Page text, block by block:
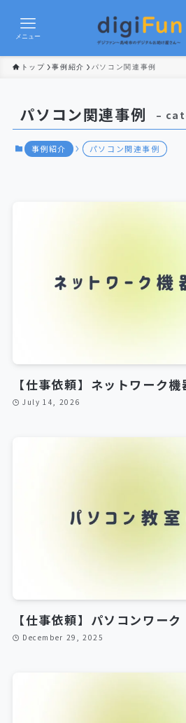
メニュー
トップ 事例紹介 パソコン関連事例
パソコン関連事例 –
事例紹介 パソコン関連事例
【仕事依頼】ネットワーク
July 14, 2026
【仕事依頼】パソコンワーク
December 29, 2025